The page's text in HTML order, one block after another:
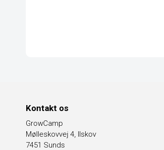
Kontakt os
GrowCamp
Mølleskovvej 4, Ilskov
7451 Sunds